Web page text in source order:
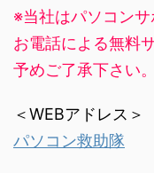
※当社はパソコンサ
お電話による無料
予めご了承下さい。
＜WEBアドレス＞
パソコン救助隊